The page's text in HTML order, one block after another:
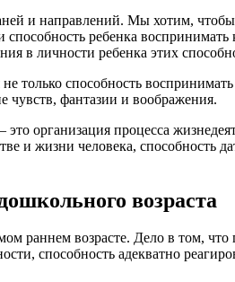
и направлений. Мы хотим,
ребенка воспринимать
личности ребенка этих
только способность
чувств, фантазии и воображения.
организация процесса
и жизни человека, способность
возраста
раннем возрасте. Дело в том,
способность адекватно